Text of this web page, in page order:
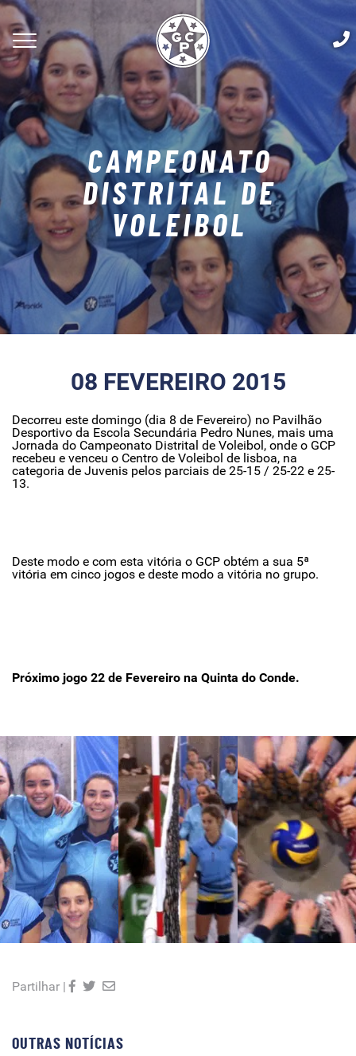
CAMPEONATO
DISTRITAL DE
VOLEIBOL
08 FEVEREIRO 2015
Decorreu este domingo (dia 8 de Fevereiro) no Pavilhão
Desportivo da Escola Secundária Pedro Nunes, mais uma
Jornada do Campeonato Distrital de Voleibol, onde o GCP
recebeu e venceu o Centro de Voleibol de lisboa, na
categoria de Juvenis pelos parciais de 25-15 / 25-22 e 25-
13.
Deste modo e com esta vitória o GCP obtém a sua 5ª
vitória em cinco jogos e deste modo a vitória no grupo.
Próximo jogo 22 de Fevereiro na Quinta do Conde.
Partilhar |
OUTRAS NOTÍCIAS